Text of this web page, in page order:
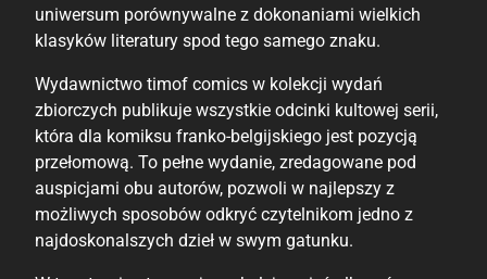
uniwersum porównywalne z dokonaniami wielkich
klasyków literatury spod tego samego znaku.
Wydawnictwo timof comics w kolekcji wydań
zbiorczych publikuje wszystkie odcinki kultowej serii,
która dla komiksu franko-belgijskiego jest pozycją
przełomową. To pełne wydanie, zredagowane pod
auspicjami obu autorów, pozwoli w najlepszy z
możliwych sposobów odkryć czytelnikom jedno z
najdoskonalszych dzieł w swym gatunku.